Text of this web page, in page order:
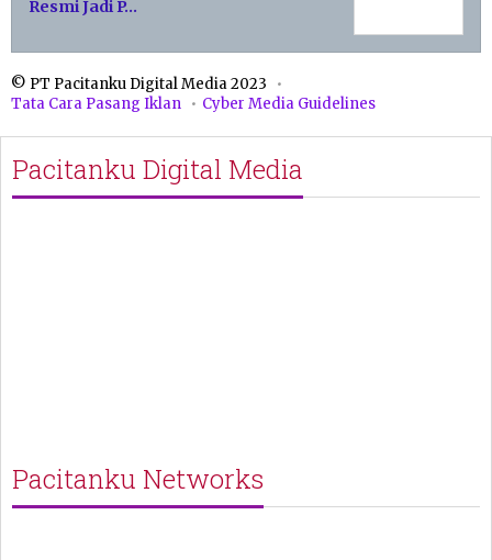
Resmi Jadi P…
© PT Pacitanku Digital Media 2023
Tata Cara Pasang Iklan
Cyber Media Guidelines
Pacitanku Digital Media
Pacitanku Networks